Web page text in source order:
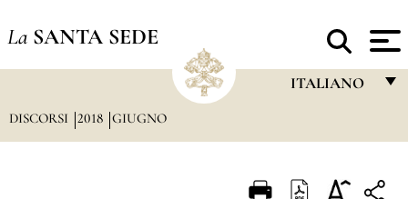
La SANTA SEDE
ITALIANO
ITALIANO
DISCORSI 2018 GIUGNO